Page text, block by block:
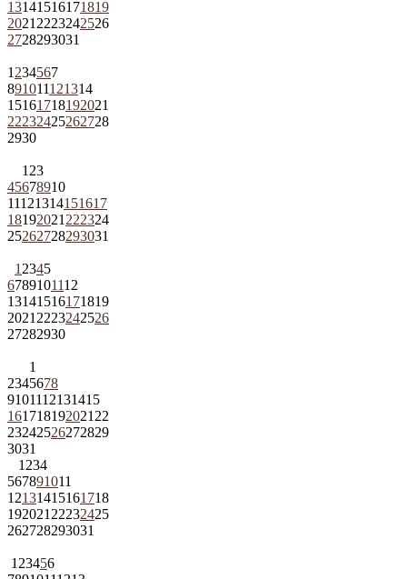
13141516171819
2021 2223242526
2728293031
1 234567
891011121314
15161718192021
22232425262728
2930
1 23
45678910
11121314151617
18192021 222324
25262728293031
1 2345
6789101112
13141516171819
2021 2223242526
27282930
1
2345678
9101112131415
161718192021 22
23242526272829
3031
1 234
567891011
12131415161718
192021 22232425
262728293031
1 23456